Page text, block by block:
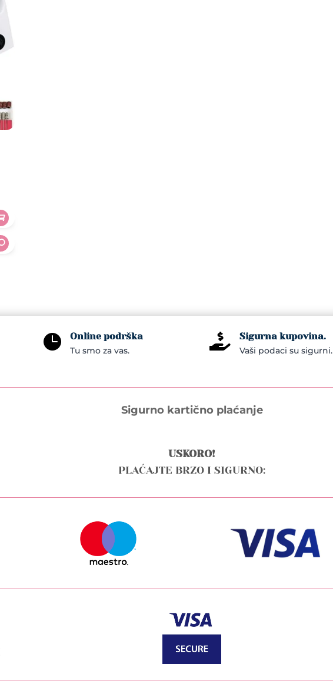
 Online podrška
Tu smo za vas.  Sigurna kupovina.
Vaši podaci su sigurni.
Sigurno kartično plaćanje
USKORO!
PLAĆAJTE BRZO I SIGURNO: